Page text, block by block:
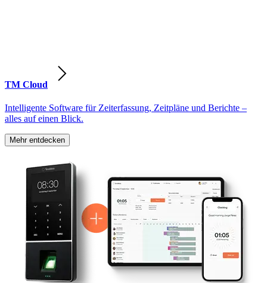
TM Cloud
Intelligente Software für Zeiterfassung, Zeitpläne und Berichte –
alles auf einen Blick.
Mehr entdecken